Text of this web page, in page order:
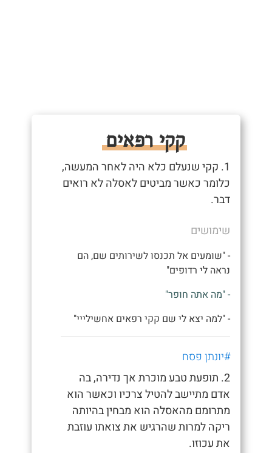
קקי רפאים
1. קקי שנעלם כלא היה לאחר המעשה,
כלומר כאשר מביטים לאסלה לא רואים
דבר.
שימושים
- "שומעים אל תכנסו לשירותים שם, הם
נראה לי רדופים"
- "מה אתה חופר"
- "למה יצא לי שם קקי רפאים אחשילייי"
#יונתן פסח
2. תופעת טבע מוכרת אך נדירה, בה
אדם מתיישב להטיל צרכיו וכאשר הוא
מתרומם מהאסלה הוא מבחין בהיותה
ריקה למרות שהרגיש את צואתו עוזבת
את עכוזו.